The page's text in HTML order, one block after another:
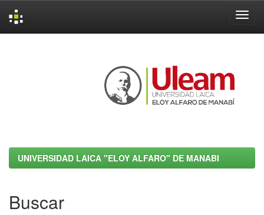
UNIVERSIDAD LAICA "ELOY ALFARO" DE MANABI
Buscar